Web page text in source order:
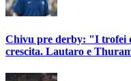
Chivu pre derby: "I trofei
crescita. Lautaro e